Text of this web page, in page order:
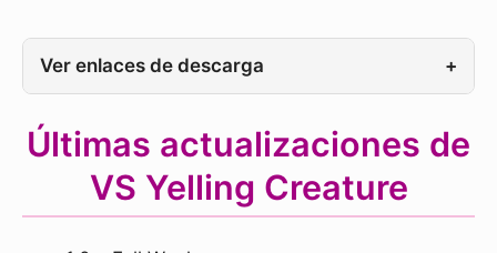
Ver enlaces de descarga +
Últimas actualizaciones de
VS Yelling Creature